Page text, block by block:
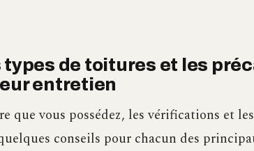
de toitures et les
entretien
que vous possédez, les vérifications et
conseils pour chacun des